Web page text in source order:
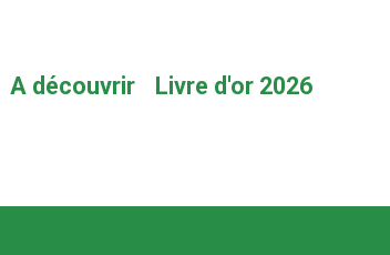
A découvrir Livre d'or 2026